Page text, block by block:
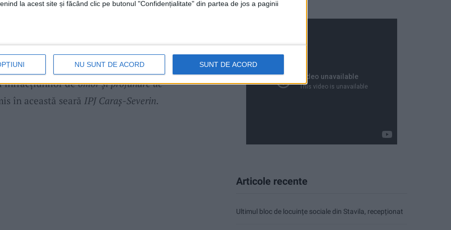
la acest site și făcând clic pe butonul "Confidențialitate" din partea de jos a paginii
NU SUNT DE ACORD SUNT DE ACORD
în zona capului și
de comiterea faptelor, un bărbat de
în custodia poliției. Ancheta a fost
Tribunalul Caraș-Severin. Cercetările
infracțiunilor deomor și profanare de
în această seară IPJ Caraș-Severin.
Articole recente
Ultimul bloc de locuințe sociale din Stavila, recepționat